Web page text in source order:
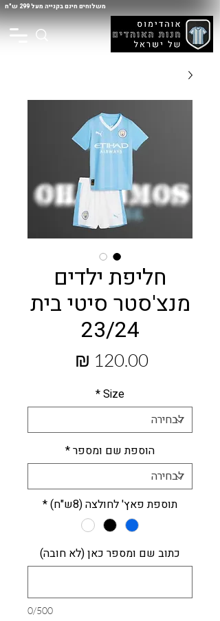
משלוחים חינם בקנייה מעל 299 ש"ח
חליפת ילדים
מנצ'סטר סיטי בית
23/24
Size
*
הוספת שם ומספר*
תוספת פאץ' לחולצה (8ש"ח) *
כתוב שם ומספר כאן (לא חובה)
0/500